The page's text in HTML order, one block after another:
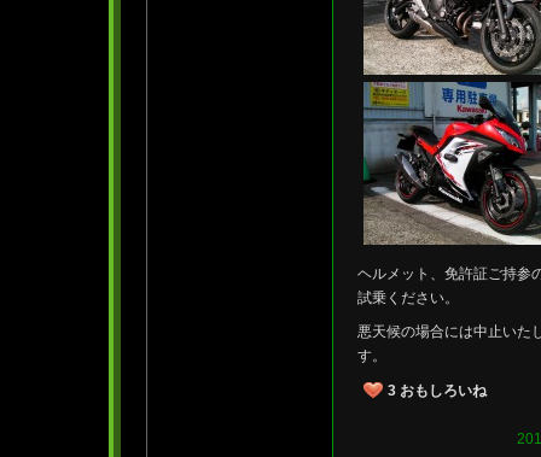
ヘルメット、免許証ご持参
試乗ください。
悪天候の場合には中止い
す。
3 おもしろいね